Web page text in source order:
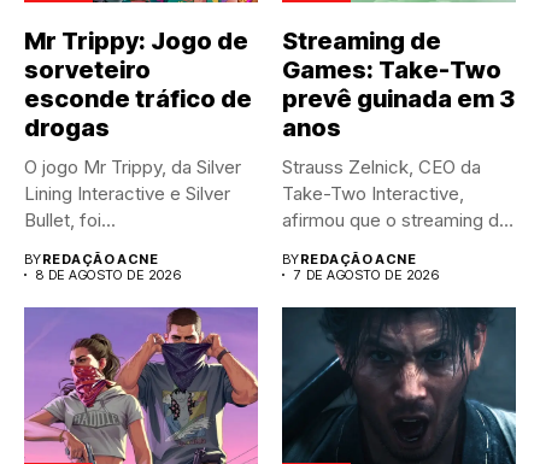
Mr Trippy: Jogo de
sorveteiro
esconde tráfico de
drogas
O jogo Mr Trippy, da Silver
Lining Interactive e Silver
Bullet, foi...
BYREDAÇÃO ACNE
8 DE AGOSTO DE 2026
Streaming de
Games: Take-Two
prevê guinada em 3
anos
Strauss Zelnick, CEO da
Take-Two Interactive,
afirmou que o streaming de
BYREDAÇÃO ACNE
7 DE AGOSTO DE 2026